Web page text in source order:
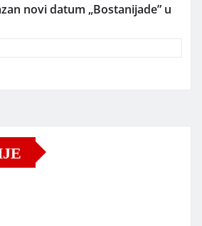
novi datum „Bostanijade” u